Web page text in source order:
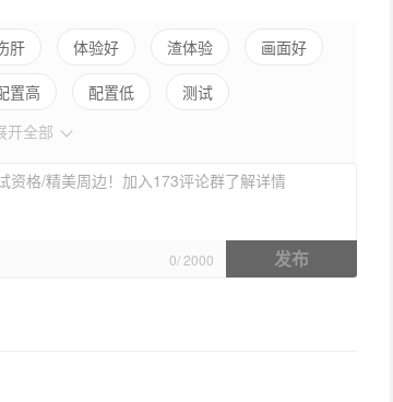
肝 体验好 渣体验 画面好
置高 配置低
测试
开全部
资格/精美周边！加入173评论群了解详情
0/ 2000 发布